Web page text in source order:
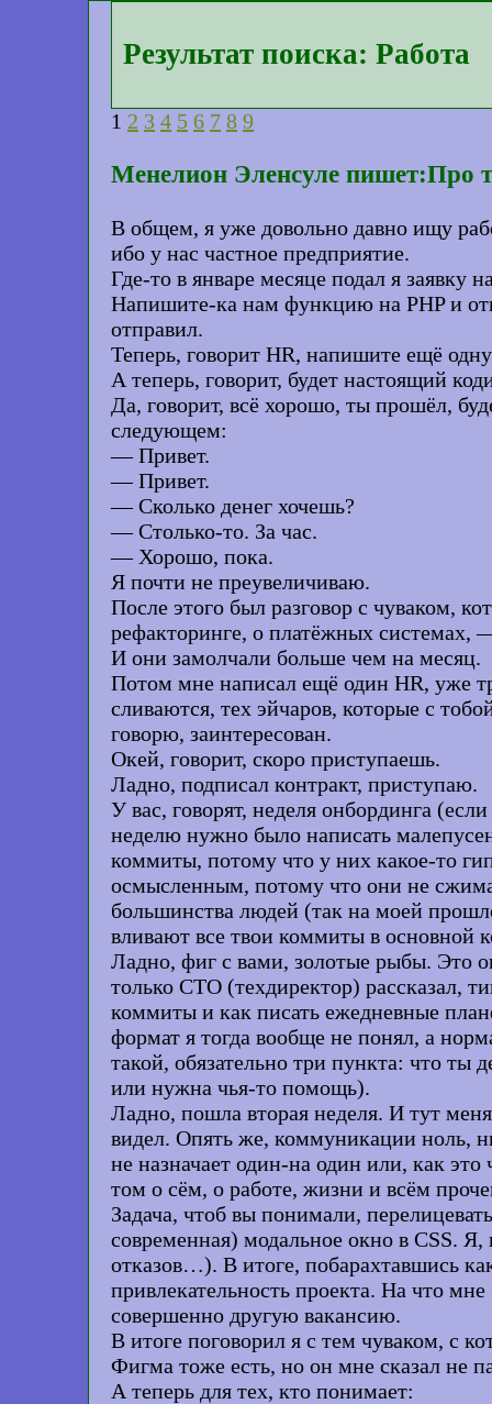
Результат поиска: Работа
1 2 3 4 5 6 7 8 9
Менелион Эленсуле пишет:Про
В общем, я уже довольно давно ищу
ибо у нас частное предприятие.
Где-то в январе месяце подал я заявку
Напишите-ка нам функцию на PHP и
отправил.
Теперь, говорит HR, напишите ещё
А теперь, говорит, будет настоящий
Да, говорит, всё хорошо, ты прошёл,
следующем:
— Привет.
— Привет.
— Сколько денег хочешь?
— Столько-то. За час.
— Хорошо, пока.
Я почти не преувеличиваю.
После этого был разговор с чуваком,
рефакторинге, о платёжных системах,
И они замолчали больше чем на месяц.
Потом мне написал ещё один HR, уже
сливаются, тех эйчаров, которые с
говорю, заинтересован.
Окей, говорит, скоро приступаешь.
Ладно, подписал контракт, приступаю.
У вас, говорят, неделя онбординга
неделю нужно было написать
коммиты, потому что у них какое-то
осмысленным, потому что они не
большинства людей (так на моей
вливают все твои коммиты в основной
Ладно, фиг с вами, золотые рыбы. Это
только CTO (техдиректор) рассказал,
коммиты и как писать ежедневные
формат я тогда вообще не понял, а
такой, обязательно три пункта: что ты
или нужна чья-то помощь).
Ладно, пошла вторая неделя. И тут
видел. Опять же, коммуникации ноль,
не назначает один-на один или, как
том о сём, о работе, жизни и всём
Задача, чтоб вы понимали,
современная) модальное окно в CSS.
отказов…). В итоге, побарахтавшись
привлекательность проекта. На что
совершенно другую вакансию.
В итоге поговорил я с тем чуваком, с
Фигма тоже есть, но он мне сказал не
А теперь для тех, кто понимает: